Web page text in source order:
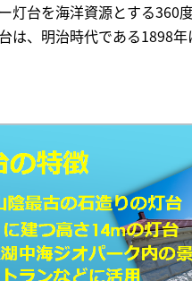
灯台を海洋資源とする360
は、明治時代である1898